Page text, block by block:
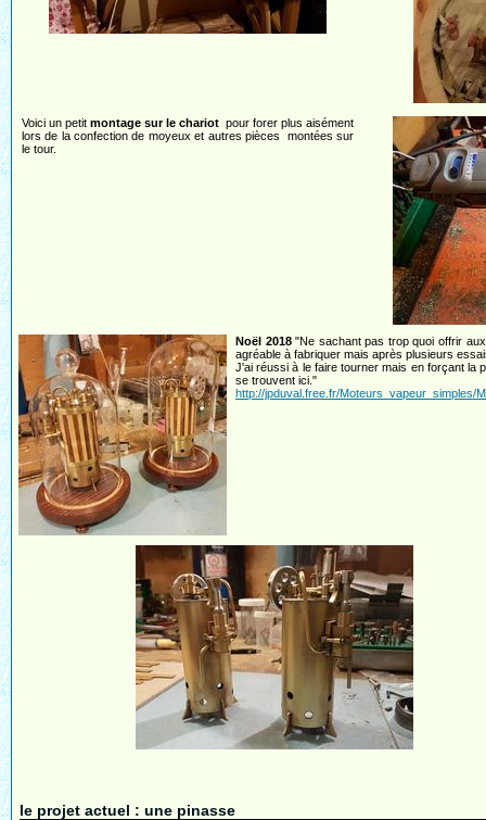
Voici un petit montage sur le chariot pour forer plus aisément
lors de la confection de moyeux et autres pièces montées sur
le tour.
Noël 2018"Ne sachant pas trop quoi offrir
agréable à fabriquer mais après plusieurs
J'ai réussi à le faire tourner mais en forçant la
se trouvent ici."
http://jpduval.free.fr/Moteurs_vapeur_simples/
le projet actuel : une pinasse